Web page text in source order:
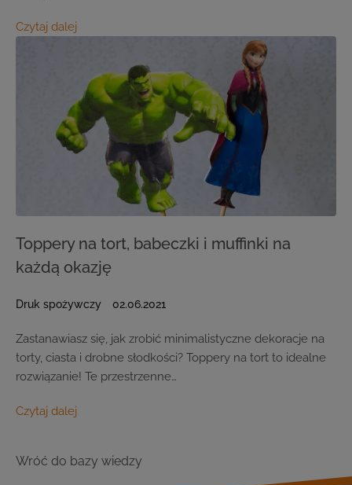
Czytaj dalej
Toppery na tort, babeczki i muffinki na
każdą okazję
Druk spożywczy 02.06.2021
Zastanawiasz się, jak zrobić minimalistyczne dekoracje na
torty, ciasta i drobne słodkości? Toppery na tort to idealne
rozwiązanie! Te przestrzenne…
Czytaj dalej
Wróć do bazy wiedzy